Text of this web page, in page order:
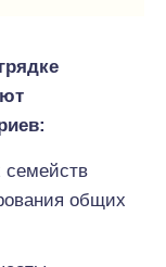
семейств
общих